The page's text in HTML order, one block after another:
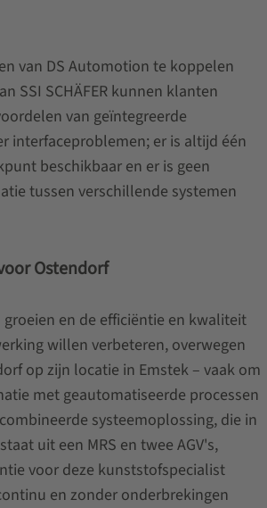
van DS Automotion te koppelen
SSI SCHÄFER kunnen klanten
van geïntegreerde
interfaceproblemen; er is altijd één
beschikbaar en er is geen
tussen verschillende systemen
Ostendorf
en de efficiëntie en kwaliteit
willen verbeteren, overwegen
op zijn locatie in Emstek – vaak om
met geautomatiseerde processen
systeemoplossing, die in
uit een MRS en twee AGV's,
voor deze kunststofspecialist
en zonder onderbrekingen